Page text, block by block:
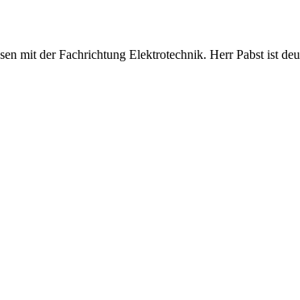
mit der Fachrichtung Elektrotechnik. Herr Pabst ist